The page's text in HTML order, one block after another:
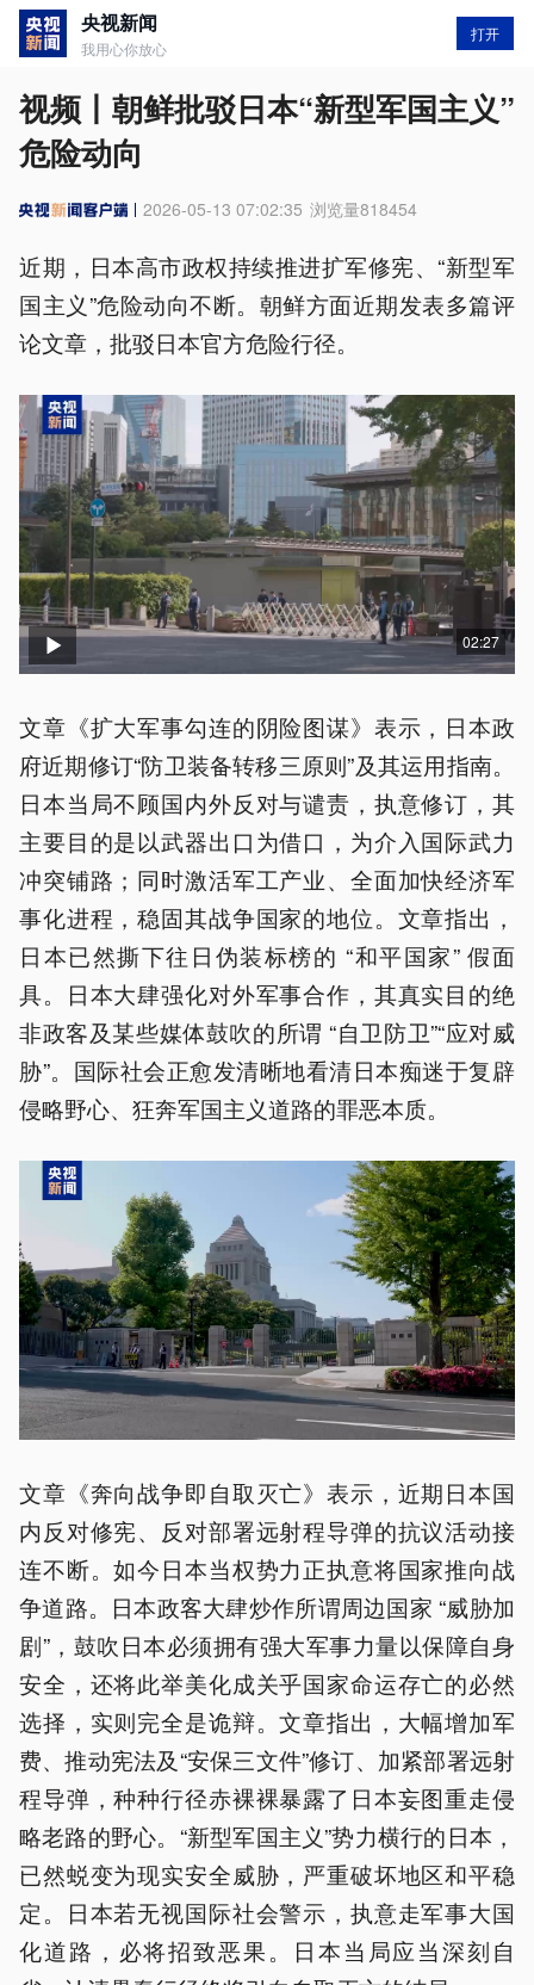
央视新闻
我用心你放心
打开
视频丨朝鲜批驳日本“新型军国主义”
危险动向
2026-05-13 07:02:35 浏览量818454
近期，日本高市政权持续推进扩军修宪、“新型军
国主义”危险动向不断。朝鲜方面近期发表多篇评
论文章，批驳日本官方危险行径。
02:27
文章《扩大军事勾连的阴险图谋》表示，日本政
府近期修订“防卫装备转移三原则”及其运用指南。
日本当局不顾国内外反对与谴责，执意修订，其
主要目的是以武器出口为借口，为介入国际武力
冲突铺路；同时激活军工产业、全面加快经济军
事化进程，稳固其战争国家的地位。文章指出，
日本已然撕下往日伪装标榜的 “和平国家” 假面
具。日本大肆强化对外军事合作，其真实目的绝
非政客及某些媒体鼓吹的所谓 “自卫防卫”“应对威
胁”。国际社会正愈发清晰地看清日本痴迷于复辟
侵略野心、狂奔军国主义道路的罪恶本质。
文章《奔向战争即自取灭亡》表示，近期日本国
内反对修宪、反对部署远射程导弹的抗议活动接
连不断。如今日本当权势力正执意将国家推向战
争道路。日本政客大肆炒作所谓周边国家 “威胁加
剧”，鼓吹日本必须拥有强大军事力量以保障自身
安全，还将此举美化成关乎国家命运存亡的必然
选择，实则完全是诡辩。文章指出，大幅增加军
费、推动宪法及“安保三文件”修订、加紧部署远射
程导弹，种种行径赤裸裸暴露了日本妄图重走侵
略老路的野心。“新型军国主义”势力横行的日本，
已然蜕变为现实安全威胁，严重破坏地区和平稳
定。日本若无视国际社会警示，执意走军事大国
化道路，必将招致恶果。日本当局应当深刻自